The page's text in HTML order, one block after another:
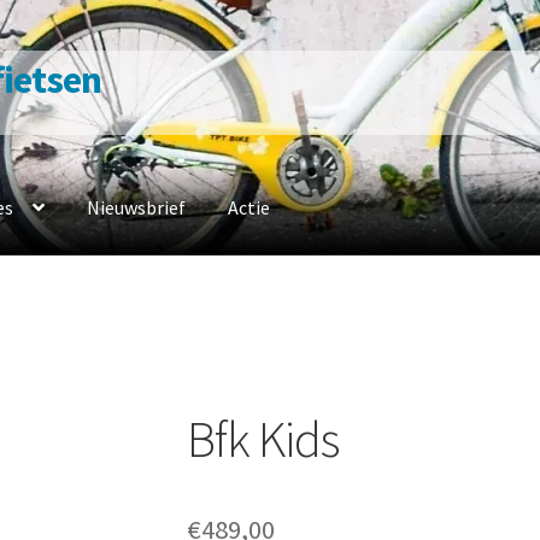
Nieuwsbrief Actie
winkelmandjeBfk Kids
€489,00